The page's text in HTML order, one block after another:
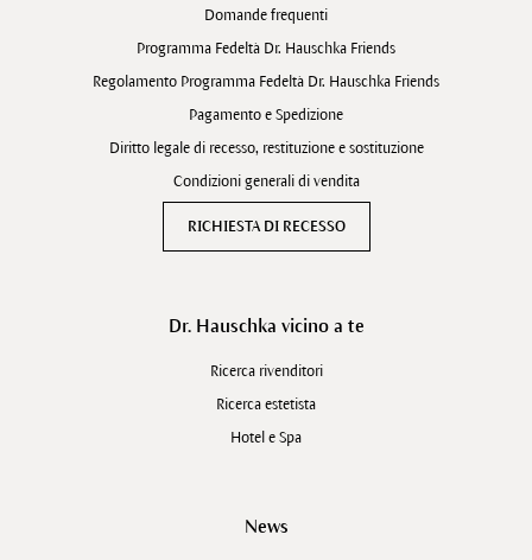
Domande frequenti
Programma Fedeltà Dr. Hauschka Friends
Regolamento Programma Fedeltà Dr. Hauschka Friends
Pagamento e Spedizione
Diritto legale di recesso, restituzione e sostituzione
Condizioni generali di vendita
RICHIESTA DI RECESSO
Dr. Hauschka vicino a te
Ricerca rivenditori
Ricerca estetista
Hotel e Spa
News